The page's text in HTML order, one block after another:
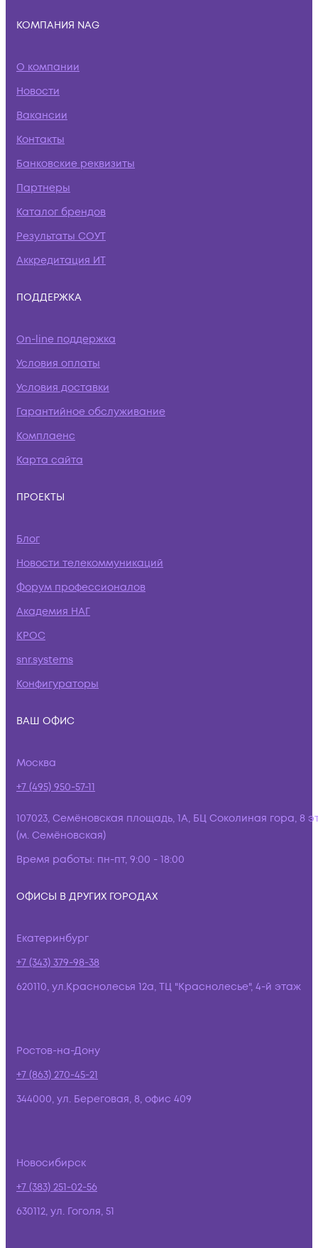
КОМПАНИЯ NAG
О компании
Новости
Вакансии
Контакты
Банковские реквизиты
Партнеры
Каталог брендов
Результаты СОУТ
Аккредитация ИТ
ПОДДЕРЖКА
On-line поддержка
Условия оплаты
Условия доставки
Гарантийное обслуживание
Комплаенс
Карта сайта
ПРОЕКТЫ
Блог
Новости телекоммуникаций
Форум профессионалов
Академия НАГ
КРОС
snr.systems
Конфигураторы
ВАШ ОФИС
Москва
+7 (495) 950-57-11
107023, Семёновская площадь, 1А, БЦ Соколиная гора, 8
(м. Семёновская)
Время работы: пн-пт, 9:00 - 18:00
ОФИСЫ В ДРУГИХ ГОРОДАХ
Екатеринбург
+7 (343) 379-98-38
620110, ул.Краснолесья 12а, ТЦ "Краснолесье", 4-й этаж
Ростов-на-Дону
+7 (863) 270-45-21
344000, ул. Береговая, 8, офис 409
Новосибирск
+7 (383) 251-02-56
630112, ул. Гоголя, 51